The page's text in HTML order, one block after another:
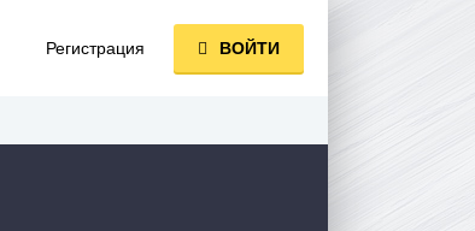
Регистрация ВОЙТИ